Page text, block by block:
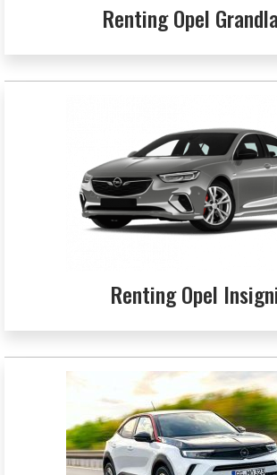
Renting Opel
Renting Opel